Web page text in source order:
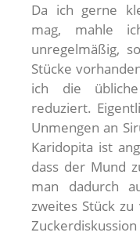
Da ich gerne
mag, mahle
unregelmäßig,
Stücke
ich die
reduziert.
Unmengen an
Karidopita ist
dass der Mund
man dadurch
zweites Stück